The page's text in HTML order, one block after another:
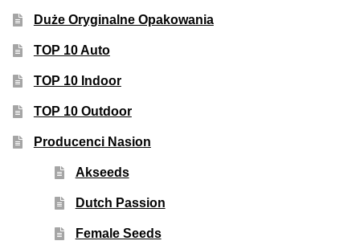
Duże Oryginalne Opakowania
TOP 10 Auto
TOP 10 Indoor
TOP 10 Outdoor
Producenci Nasion
Akseeds
Dutch Passion
Female Seeds